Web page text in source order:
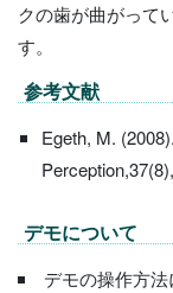
クの歯が曲がって
す。
参考文献
Egeth, M.
デモについて
デモの操作方法